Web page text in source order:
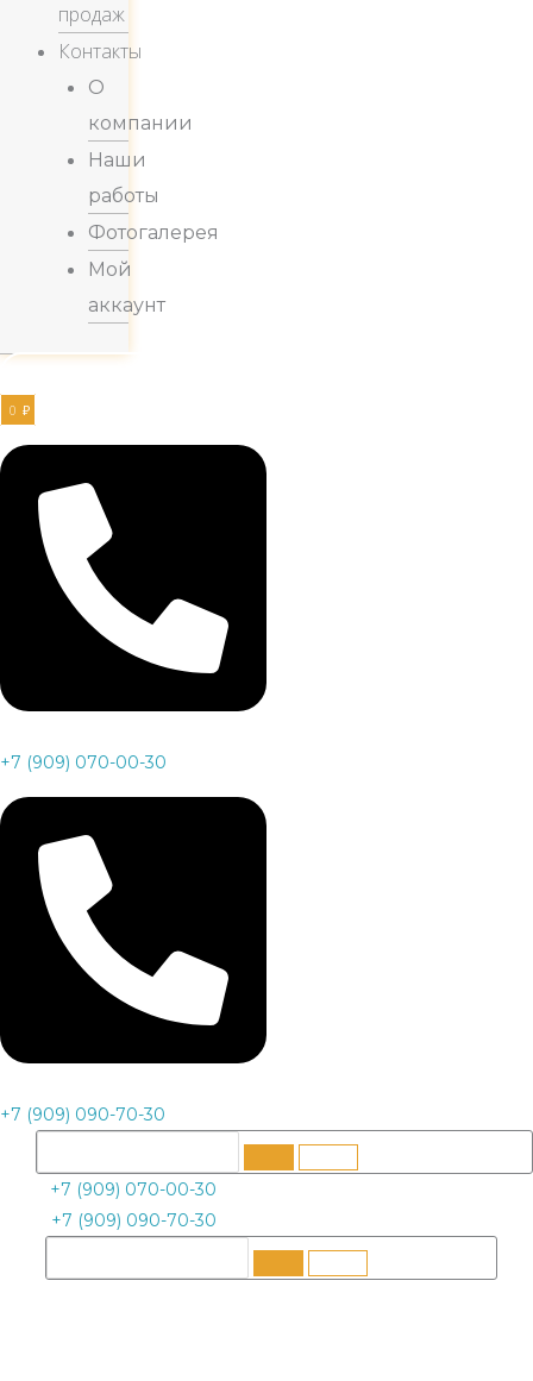
продаж
Контакты
О
компании
Наши
работы
Фотогалерея
Мой
аккаунт
0 ₽
+7 (909) 070-00-30
+7 (909) 090-70-30
+7 (909) 070-00-30
+7 (909) 090-70-30